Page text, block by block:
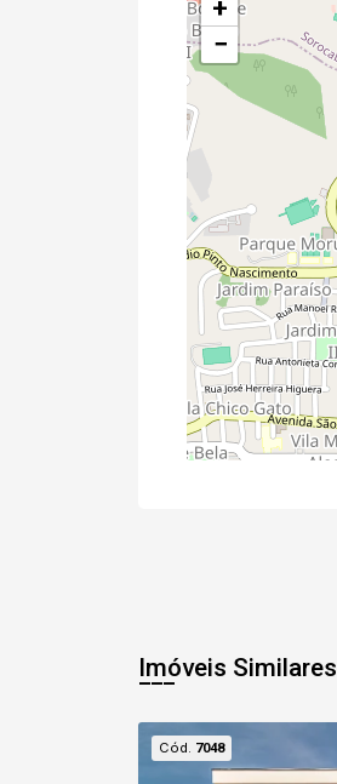
+
−
Imóveis Similares
Cód. 7048